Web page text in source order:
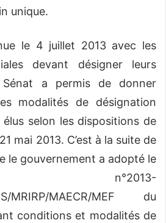
unique.
le 4 juillet 2013 avec les
devant désigner leurs
Sénat a permis de donner
modalités de désignation
selon les dispositions de
mai 2013. C’est à la suite de
le gouvernement a adopté le
n°2013-
MRIRP/MAECR/MEF du
conditions et modalités de